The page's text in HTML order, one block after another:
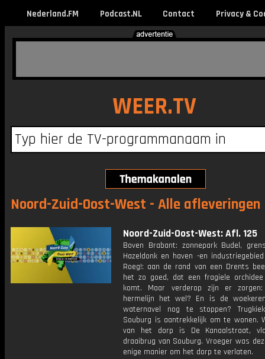
Nederland.FM Podcast.NL Contact Privacy &
WEER.TV
Noord-Zuid-Oost-West - Alle afleveringen
Noord-Zuid-Oost-West: Afl. 125
Boven Brabant: zonnepark Budel,
Hazeldonk en haven -en
Roeg!: aan de rand van een Drents
het zo goed, dat een fragiele
komt. Maar verderop zijn er
hermelijn het wel? En is de
waternavel nog te stoppen?
Souburg is aantrekkelijk om te wonen.
van het dorp is De Kanaalstraat,
draaibrug van Souburg. Vroeger was
enige manier om het dorp te verlaten.